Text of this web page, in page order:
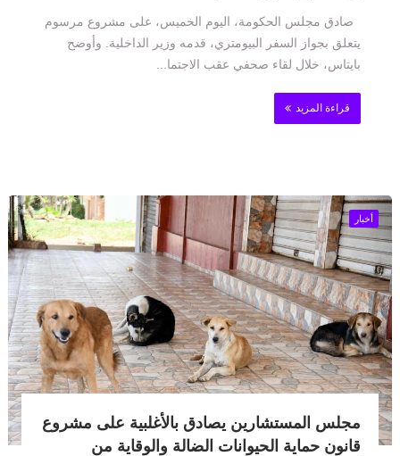
صادق مجلس الحكومة، اليوم الخميس، على مشروع مرسوم
يتعلق بجواز السفر البيومتري، قدمه وزير الداخلية. وأوضح
بايتاس، خلال لقاء صحفي عقب الاجتما...
قراءة المزيد
أخبار
مجلس المستشارين يصادق بالأغلبية على مشروع
قانون حماية الحيوانات الضالة والوقاية من